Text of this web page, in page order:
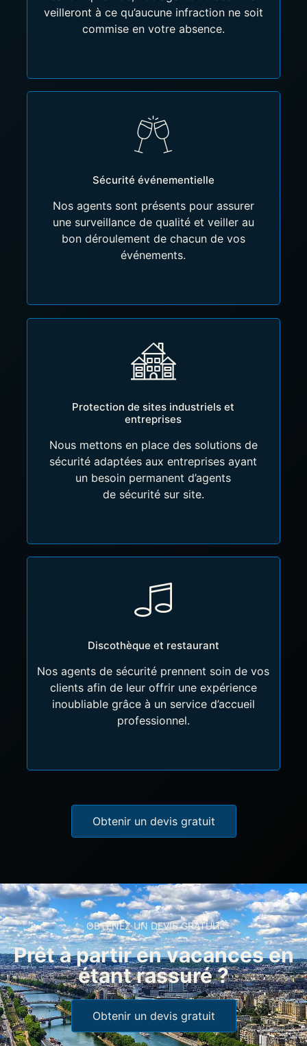
veilleront à ce qu’aucune infraction ne soit
commise en votre absence.
Sécurité événementielle
Nos agents sont présents pour assurer
une surveillance de qualité et veiller au
bon déroulement de chacun de vos
événements.
Protection de sites industriels et
entreprises
Nous mettons en place des solutions de
sécurité adaptées aux entreprises ayant
un besoin permanent d’agents
de sécurité sur site.
Discothèque et restaurant
Nos agents de sécurité prennent soin de vos
clients afin de leur offrir une expérience
inoubliable grâce à un service d’accueil
professionnel.
Obtenir un devis gratuit
OBTENEZ UN DEVIS GRATUIT
Prêt à partir en vacances en
étant rassuré ?
Obtenir un devis gratuit